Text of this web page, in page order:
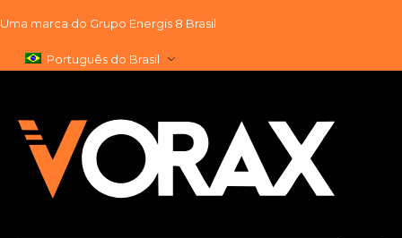
para
Uma marca do Grupo Energis 8 Brasil
Português do Brasil